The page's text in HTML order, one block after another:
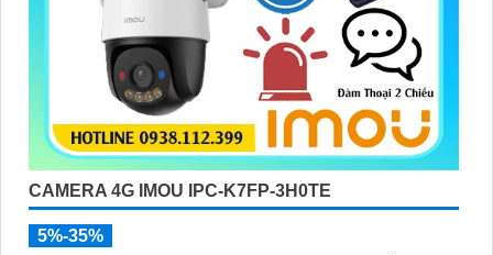
CAMERA 4G IMOU IPC-K7FP-3H0TE
5%-35%